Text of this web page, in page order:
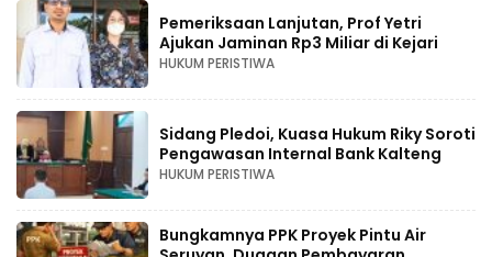
Pemeriksaan Lanjutan, Prof Yetri
Ajukan Jaminan Rp3 Miliar di Kejari
HUKUM PERISTIWA
Sidang Pledoi, Kuasa Hukum Riky Soroti
Pengawasan Internal Bank Kalteng
HUKUM PERISTIWA
Bungkamnya PPK Proyek Pintu Air